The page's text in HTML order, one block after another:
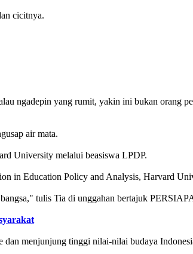
cicitnya.
ngadepin yang rumit, yakin ini bukan orang
air mata.
University melalui beasiswa LPDP.
in Education Policy and Analysis, Harvard
tulis Tia di unggahan bertajuk
menjunjung tinggi nilai-nilai budaya